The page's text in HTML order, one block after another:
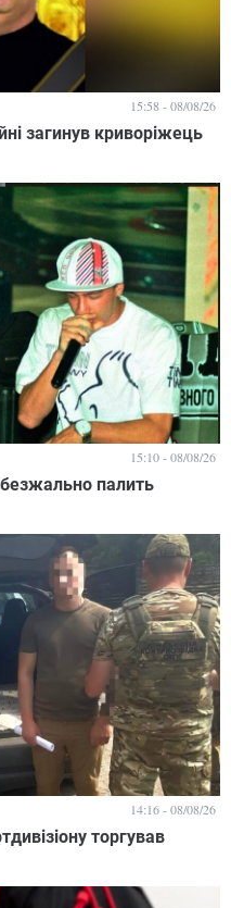
загинув криворіжець
15:58 - 08/08/26
палить
15:10 - 08/08/26
торгував
14:16 - 08/08/26